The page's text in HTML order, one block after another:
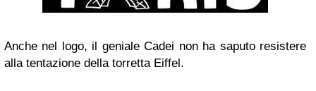
Anche nel logo, il geniale Cadei non ha saputo resistere
alla tentazione della torretta Eiffel.